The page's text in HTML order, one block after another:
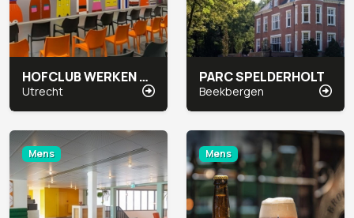
HOFCLUB WERKEN & VERGADEREN
Utrecht
PARC SPELDERHOLT
Beekbergen
Mens Mens